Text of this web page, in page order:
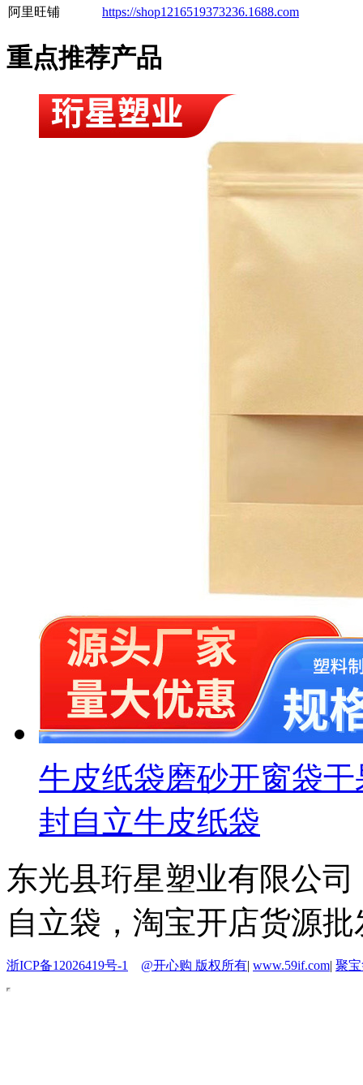
阿里旺铺 https://shop1216519373236.1688.com
重点推荐产品
牛皮纸袋磨砂开窗袋
封自立牛皮纸袋
东光县珩星塑业有限公
自立袋，淘宝开店货源
浙ICP备12026419号-1 @开心购 版权所有| www.59if.com| 聚